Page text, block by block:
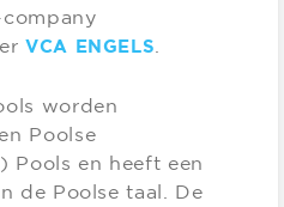
VCA ENGELS
worden
Poolse
Pools en heeft een
de Poolse taal. De